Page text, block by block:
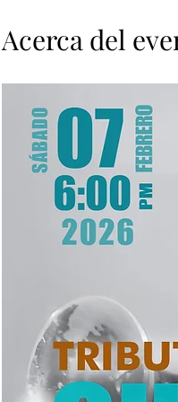
Acerca del